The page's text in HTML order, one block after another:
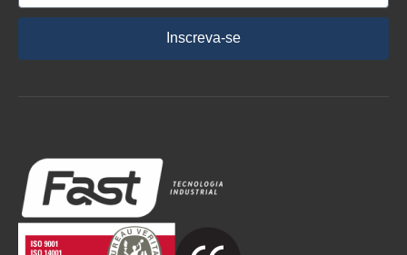
Inscreva-se